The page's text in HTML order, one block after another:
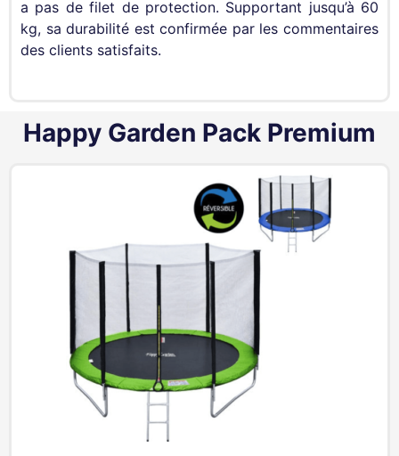
a pas de filet de protection. Supportant jusqu’à 60
kg, sa durabilité est confirmée par les commentaires
des clients satisfaits.
Happy Garden Pack Premium